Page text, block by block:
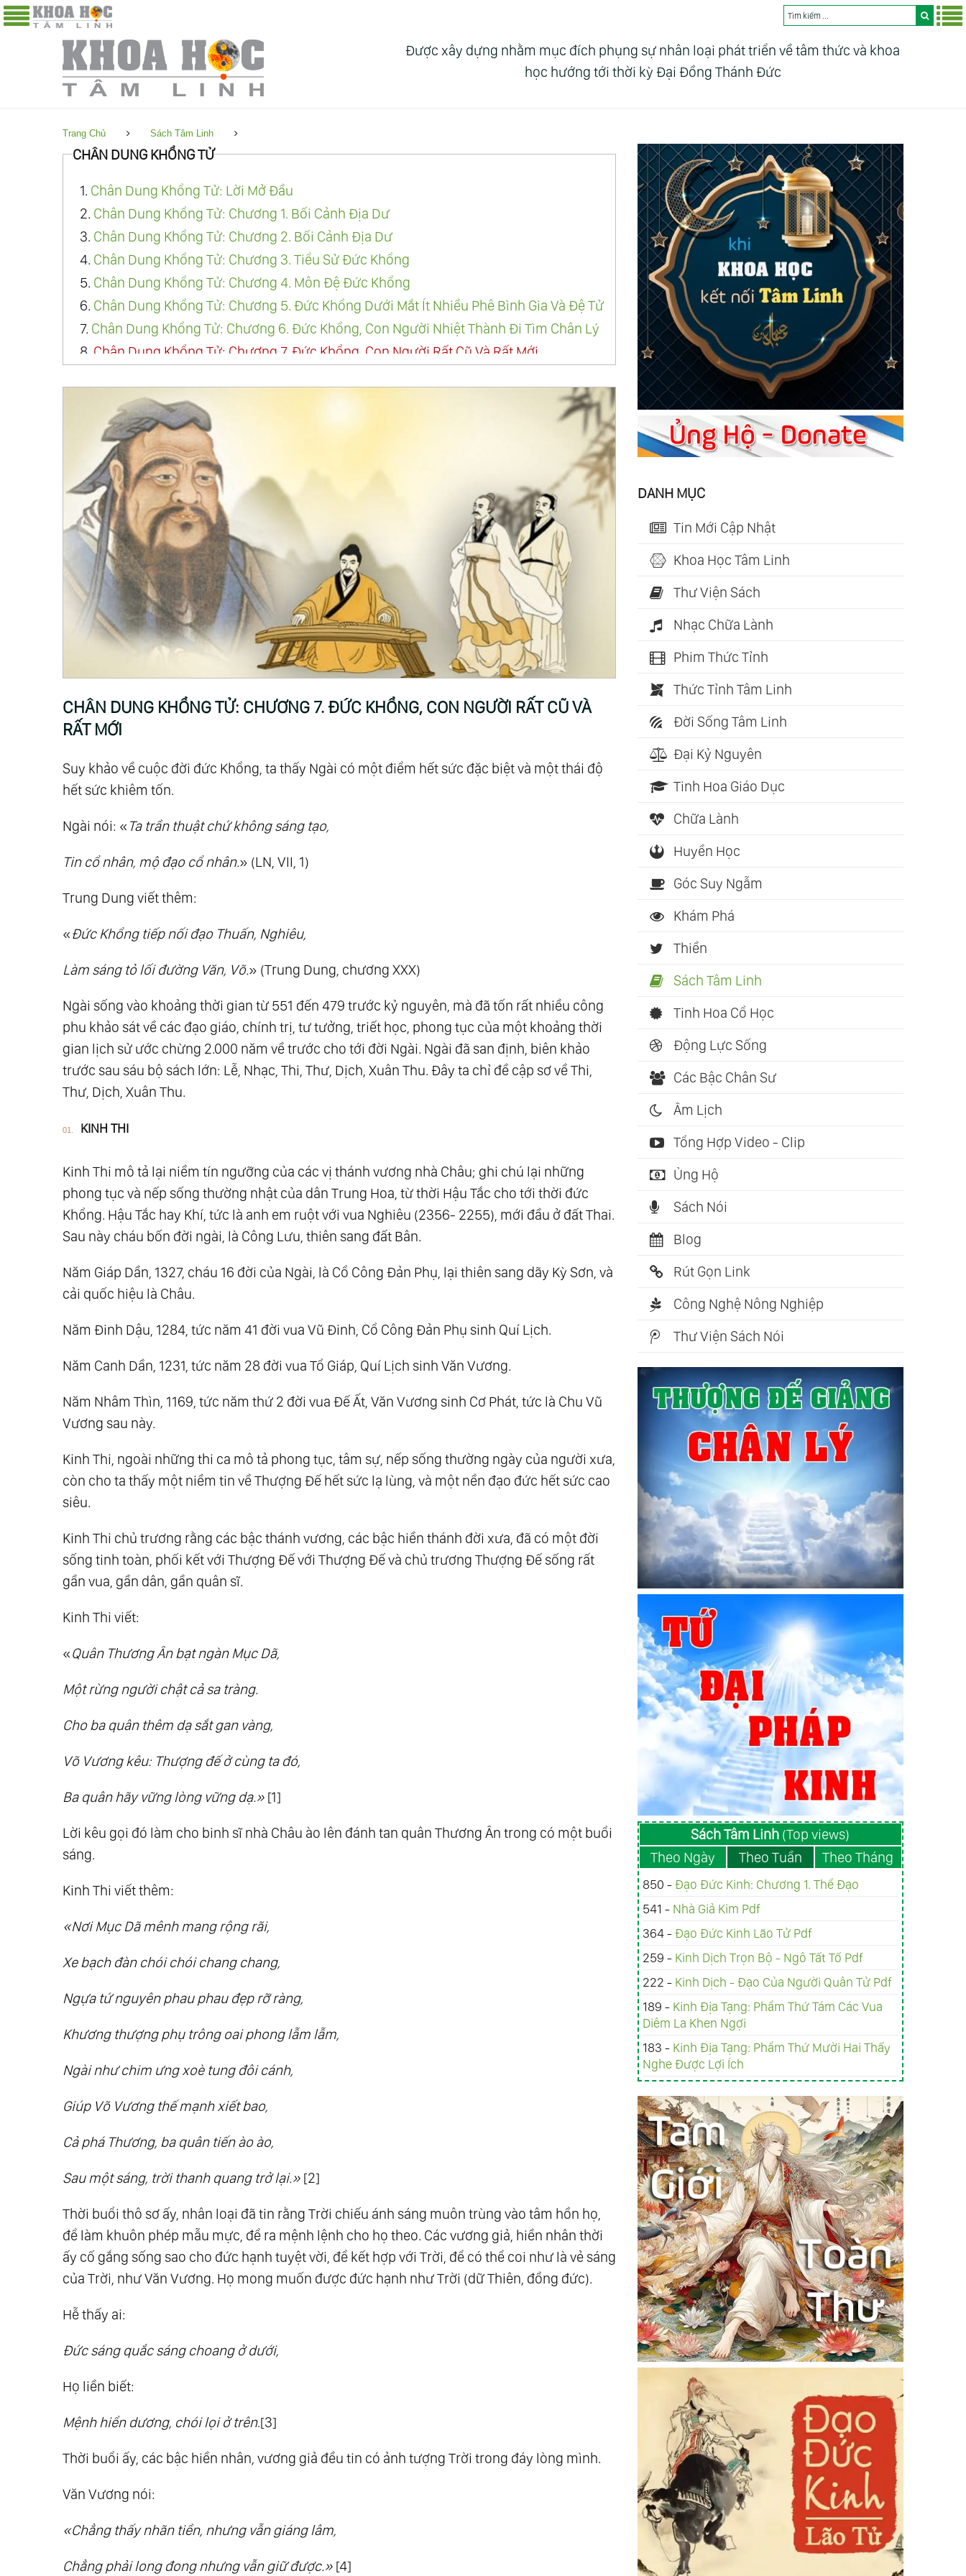
Được xây dựng nhằm mục đích phụng sự nhân loại phát triển về tâm thức và khoa
học hướng tới thời kỳ Đại Đồng Thánh Đức
Trang Chủ Sách Tâm Linh
CHÂN DUNG KHỔNG TỬ
1. Chân Dung Khổng Tử: Lời Mở Đầu
2. Chân Dung Khổng Tử: Chương 1. Bối Cảnh Địa Dư
3. Chân Dung Khổng Tử: Chương 2. Bối Cảnh Địa Dư
4. Chân Dung Khổng Tử: Chương 3. Tiểu Sử Đức Khổng
5. Chân Dung Khổng Tử: Chương 4. Môn Đệ Đức Khổng
6. Chân Dung Khổng Tử: Chương 5. Đức Khổng Dưới Mắt Ít Nhiều Phê Bình Gia Và Đệ Tử
7. Chân Dung Khổng Tử: Chương 6. Đức Khổng, Con Người Nhiệt Thành Đi Tìm Chân Lý
8. Chân Dung Khổng Tử: Chương 7. Đức Khổng, Con Người Rất Cũ Và Rất Mới
Thân Thế Và Sứ Mạng Mình
Chân Dung Khổng Tử: Chương 9. Đức Khổng, Con Người Đã Được Đạo Thống Trung
Dung
11.Chân Dung Khổng Tử: Chương 10. Đức Khổng, Con Người Vụ Bản
12.Chân Dung Khổng Tử: Chương 11. Đức Khổng, Con Người Biết Thuận Theo Các Định
Luật Của Trời Đất
13.Chân Dung Khổng Tử: Chương 12. Đức Khổng, Con Người Linh Động Và Uyển
Chuyển
14.Chân Dung Khổng Tử: Chương 13. Đức Khổng, Một Thi Sĩ
15.Chân Dung Khổng Tử: Chương 14. Đức Khổng, Con Người Nghệ Sĩ
16.Chân Dung Khổng Tử: Chương 15. Đức Khổng, Một Vị Giáo Sư Gương Mẫu
Chân Dung Khổng Tử: Chương 16. Đức Khổng, Một Sử Gia
18.Chân Dung Khổng Tử: Chương 17. Đức Khổng, Một Chính Trị Gia
19. Chân Dung Khổng Tử: Chương 18. Đức Khổng, Vị Thánh Nhân Chân Thực
20. Chân Dung Khổng Tử: Chương 19. Đức Khổng Với Ít Nhiều Thánh Nhân Kim Cổ
CHÂN DUNG KHỔNG TỬ: CHƯƠNG 7. ĐỨC KHỔNG, CON NGƯỜI RẤT CŨ VÀ
RẤT MỚI
Suy khảo về cuộc đời đức Khổng, ta thấy Ngài có một điểm hết sức đặc biệt và một thái độ
hết sức khiêm tốn.
Ngài nói: « Ta trần thuật chứ không sáng tạo,
Tin cổ nhân, mộ đạo cổ nhân.» (LN, VII, 1)
Trung Dung viết thêm:
«Đức Khổng tiếp nối đạo Thuấn, Nghiêu,
Làm sáng tỏ lối đường Văn, Võ.» (Trung Dung, chương XXX)
Ngài sống vào khoảng thời gian từ 551 đến 479 trước kỷ nguyên, mà đã tốn rất nhiều công
phu khảo sát về các đạo giáo, chính trị, tư tưởng, triết học, phong tục của một khoảng thời
gian lịch sử ước chừng 2.000 năm về trước cho tới đời Ngài. Ngài đã san định, biên khảo
trước sau sáu bộ sách lớn: Lễ, Nhạc, Thi, Thư, Dịch, Xuân Thu. Đây ta chỉ đề cập sơ về Thi,
Thư, Dịch, Xuân Thu.
KINH THI
Kinh Thi mô tả lại niềm tín ngưỡng của các vị thánh vương nhà Châu; ghi chú lại những
phong tục và nếp sống thường nhật của dân Trung Hoa, từ thời Hậu Tắc cho tới thời đức
Khổng. Hậu Tắc hay Khí, tức là anh em ruột với vua Nghiêu (2356- 2255), mới đầu ở đất Thai.
Sau này cháu bốn đời ngài, là Công Lưu, thiên sang đất Bân.
Năm Giáp Dần, 1327, cháu 16 đời của Ngài, là Cổ Công Đản Phụ, lại thiên sang dãy Kỳ Sơn, và
cải quốc hiệu là Châu.
Năm Đinh Dậu, 1284, tức năm 41 đời vua Vũ Đinh, Cổ Công Đản Phụ sinh Quí Lịch.
Năm Canh Dần, 1231, tức năm 28 đời vua Tổ Giáp, Quí Lịch sinh Văn Vương.
Năm Nhâm Thìn, 1169, tức năm thứ 2 đời vua Đế Ất, Văn Vương sinh Cơ Phát, tức là Chu Vũ
Vương sau này.
Kinh Thi, ngoài những thi ca mô tả phong tục, tâm sự, nếp sống thường ngày của người xưa,
còn cho ta thấy một niềm tin về Thượng Đế hết sức lạ lùng, và một nền đạo đức hết sức cao
siêu.
Kinh Thi chủ trương rằng các bậc thánh vương, các bậc hiền thánh đời xưa, đã có một đời
sống tinh toàn, phối kết với Thượng Đế với Thượng Đế và chủ trương Thượng Đế sống rất
gần vua, gần dân, gần quân sĩ.
Kinh Thi viết:
«Quân Thương Ân bạt ngàn Mục Dã,
Một rừng người chật cả sa tràng.
Cho ba quân thêm dạ sắt gan vàng,
Võ Vương kêu: Thượng đế ở cùng ta đó,
Ba quân hãy vững lòng vững dạ.» [1]
Lời kêu gọi đó làm cho binh sĩ nhà Châu ào lên đánh tan quân Thương Ân trong có một buổi
sáng.
Kinh Thi viết thêm:
«Nơi Mục Dã mênh mang rộng rãi,
Xe bạch đàn chói chói chang chang,
Ngựa tứ nguyên phau phau đẹp rỡ ràng,
Khương thượng phụ trông oai phong lẫm lẫm,
Ngài như chim ưng xoè tung đôi cánh,
Giúp Võ Vương thế mạnh xiết bao,
Cả phá Thương, ba quân tiến ào ào,
Sau một sáng, trời thanh quang trở lại.» [2]
Thời buổi thô sơ ấy, nhân loại đã tin rằng Trời chiếu ánh sáng muôn trùng vào tâm hồn họ,
để làm khuôn phép mẫu mực, để ra mệnh lệnh cho họ theo. Các vương giả, hiền nhân thời
ấy cố gắng sống sao cho đức hạnh tuyệt vời, để kết hợp với Trời, để có thể coi như là vẻ sáng
của Trời, như Văn Vương. Họ mong muốn được đức hạnh như Trời (dữ Thiên, đồng đức).
Hễ thấy ai:
Đức sáng quắc sáng choang ở dưới,
Họ liền biết:
Mệnh hiển dương, chói lọi ở trên.[3]
Thời buổi ấy, các bậc hiền nhân, vương giả đều tin có ảnh tượng Trời trong đáy lòng mình.
Văn Vương nói:
«Chẳng thấy nhãn tiền, nhưng vẫn giáng lâm,
Chẳng phải long đong nhưng vẫn giữ được.» [4]
DANH MỤC
Tin Mới Cập Nhật
Khoa Học Tâm Linh
Thư Viện Sách
Nhạc Chữa Lành
Phim Thức Tỉnh
Thức Tỉnh Tâm Linh
Đời Sống Tâm Linh
Đại Kỷ Nguyên
Tinh Hoa Giáo Dục
Chữa Lành
Huyền Học
Góc Suy Ngẫm
Khám Phá
Thiền
Sách Tâm Linh
Tinh Hoa Cổ Học
Động Lực Sống
Các Bậc Chân Sư
Âm Lịch
Tổng Hợp Video - Clip
Ủng Hộ
Sách Nói
Blog
Rút Gọn Link
Công Nghệ Nông Nghiệp
Thư Viện Sách Nói
Sách Tâm Linh (Top views)
Theo Ngày
Theo Tuần Theo Tháng
850 -Đạo Đức Kinh: Chương 1. Thể Đạo
541 - Nhà Giả Kim Pdf
364 -Đạo Đức Kinh Lão Tử Pdf
259 - Kinh Dịch Trọn Bộ - Ngô Tất Tố Pdf
222 - Kinh Dịch - Đạo Của Người Quân Tử Pdf
189 - Kinh Ðịa Tạng: Phẩm Thứ Tám Các Vua
Diêm La Khen Ngợi
183 - Kinh Ðịa Tạng: Phẩm Thứ Mười Hai Thấy
Nghe Được Lợi Ích